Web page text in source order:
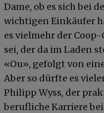
Dame, ob es sich bei
wichtigen Einkäufer
es vielmehr der
sei, der da im Laden
«Ou», gefolgt von
Aber so dürfte es
Philipp Wyss, der
berufliche Karriere